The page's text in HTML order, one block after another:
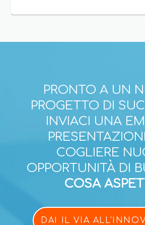
PRONTO A UN
PROGETTO DI
INVIACI UNA
COGLIERE
OPPORTUNITÀ DI
COSA
DAI IL VIA